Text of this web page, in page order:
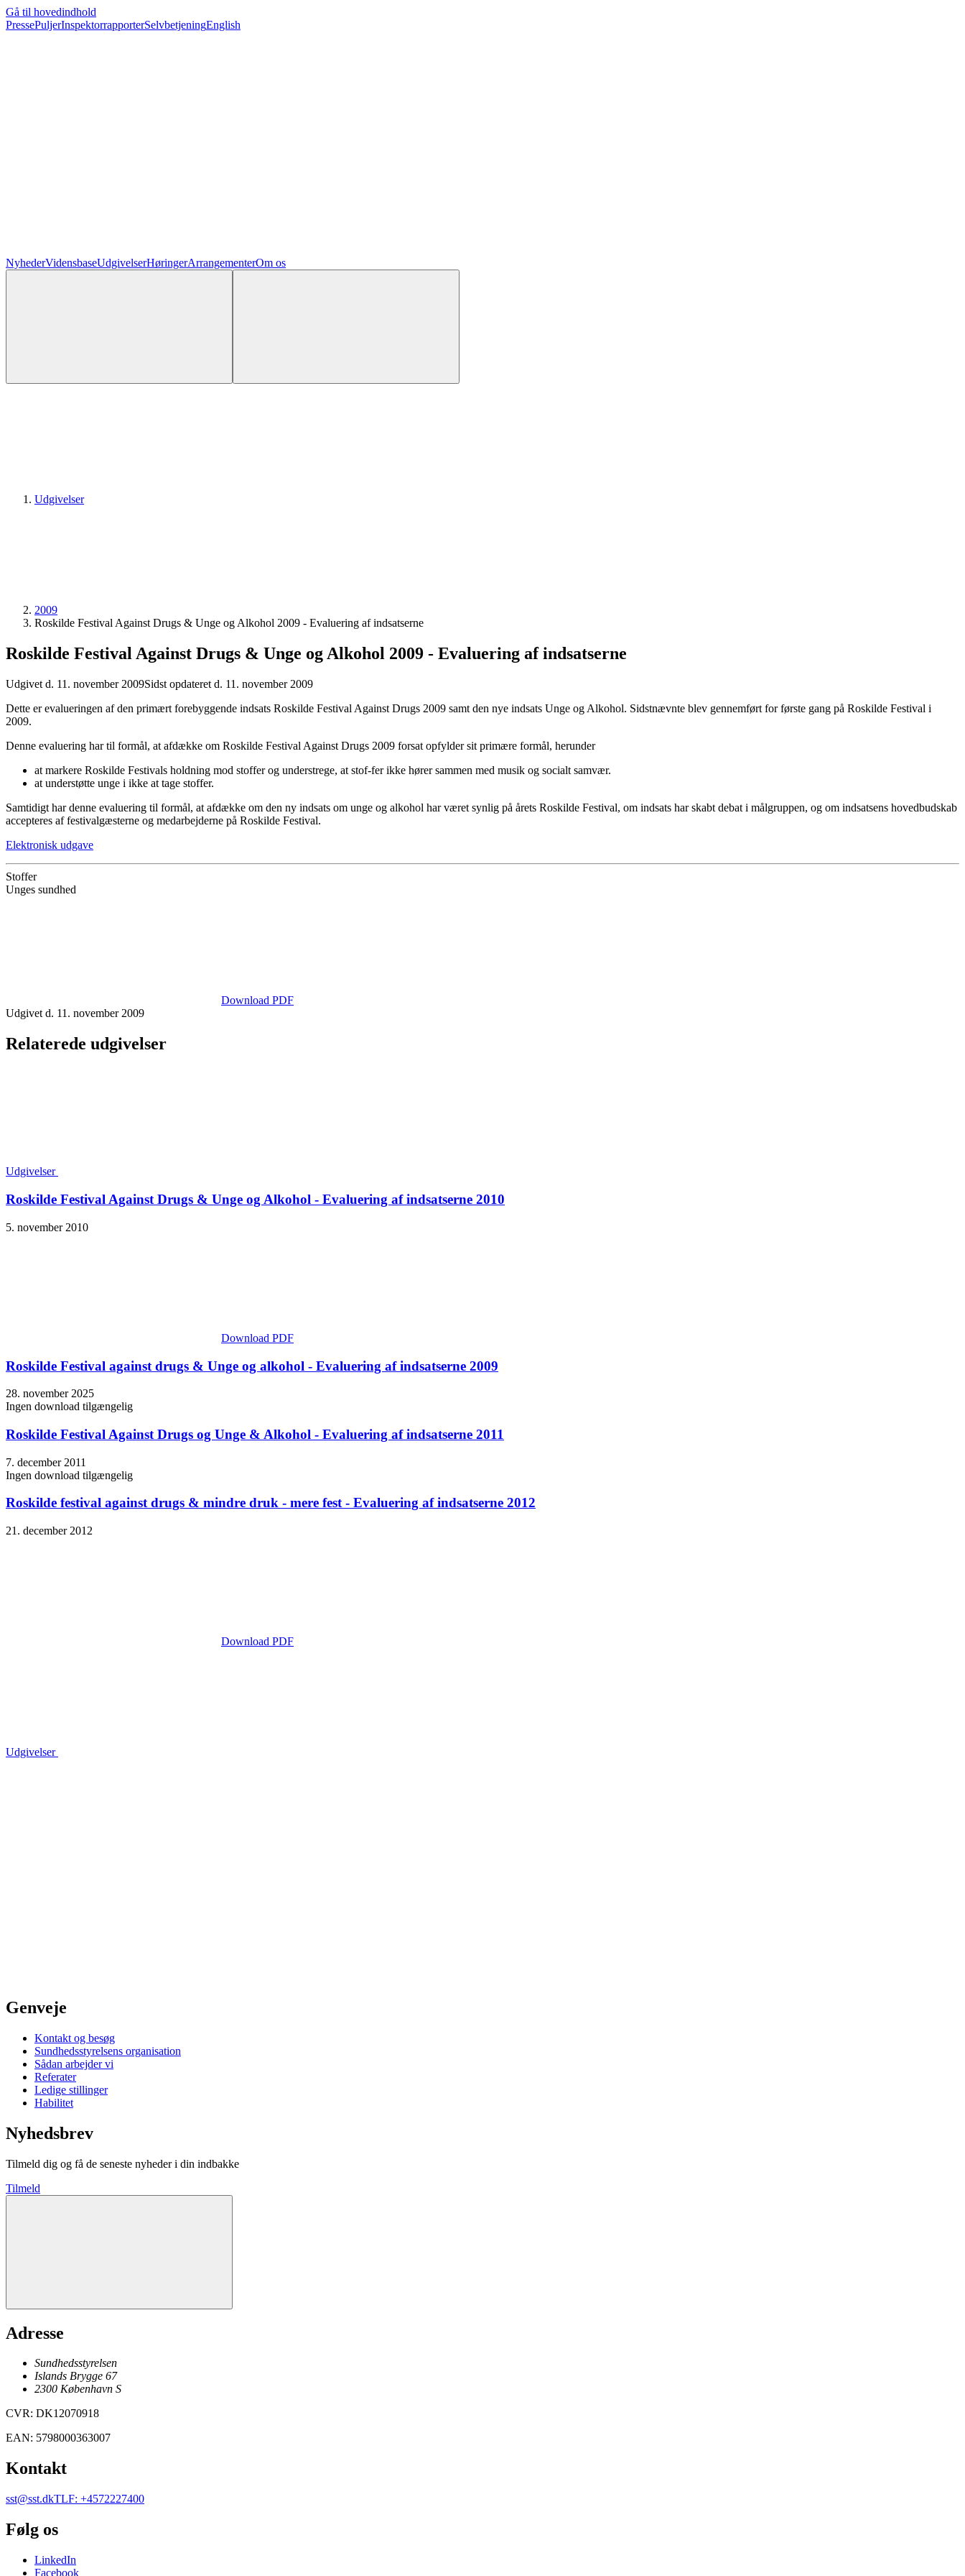
Gå til hovedindhold
PressePuljerInspektorrapporterSelvbetjeningEnglish
NyhederVidensbaseUdgivelserHøringerArrangementerOm os
Udgivelser
2009
Roskilde Festival Against Drugs & Unge og Alkohol 2009 - Evaluering af indsatserne
Roskilde Festival Against Drugs & Unge og Alkohol 2009 - Evaluering af indsatserne
Udgivet d. 11. november 2009Sidst opdateret d. 11. november 2009
Dette er evalueringen af den primært forebyggende indsats Roskilde Festival Against Drugs 2009 samt den nye indsats Unge og Alkohol. Sidstnævnte blev gennemført for første gang på Roskilde Festival i
2009.
Denne evaluering har til formål, at afdække om Roskilde Festival Against Drugs 2009 forsat opfylder sit primære formål, herunder
at markere Roskilde Festivals holdning mod stoffer og understrege, at stof-fer ikke hører sammen med musik og socialt samvær.
at understøtte unge i ikke at tage stoffer.
Samtidigt har denne evaluering til formål, at afdække om den ny indsats om unge og alkohol har været synlig på årets Roskilde Festival, om indsats har skabt debat i målgruppen, og om indsatsens hovedbudskab
accepteres af festivalgæsterne og medarbejderne på Roskilde Festival.
Elektronisk udgave
Stoffer
Unges sundhed
Download PDF
Udgivet d. 11. november 2009
Relaterede udgivelser
Udgivelser
Roskilde Festival Against Drugs & Unge og Alkohol - Evaluering af indsatserne 2010
5. november 2010
Download PDF
Roskilde Festival against drugs & Unge og alkohol - Evaluering af indsatserne 2009
28. november 2025
Ingen download tilgængelig
Roskilde Festival Against Drugs og Unge & Alkohol - Evaluering af indsatserne 2011
7. december 2011
Ingen download tilgængelig
Roskilde festival against drugs & mindre druk - mere fest - Evaluering af indsatserne 2012
21. december 2012
Download PDF
Udgivelser
Genveje
Kontakt og besøg
Sundhedsstyrelsens organisation
Sådan arbejder vi
Referater
Ledige stillinger
Habilitet
Nyhedsbrev
Tilmeld dig og få de seneste nyheder i din indbakke
Tilmeld
Adresse
Sundhedsstyrelsen
Islands Brygge 67
2300 København S
CVR: DK12070918
EAN: 5798000363007
Kontakt
sst@sst.dkTLF: +4572227400
Følg os
LinkedIn
Facebook